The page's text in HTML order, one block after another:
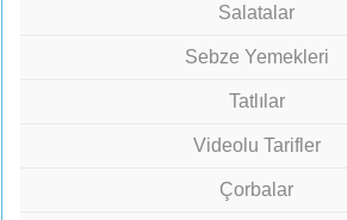
Salatalar
Sebze Yemekleri
Tatlılar
Videolu Tarifler
Çorbalar